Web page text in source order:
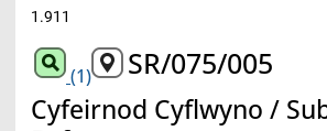
1.911
(1) SR/075/005
Cyfeirnod Cyflwyno /